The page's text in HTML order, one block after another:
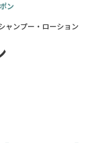
ン
ャンプー・ローション